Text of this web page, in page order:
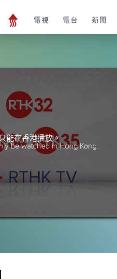
電視 電台 新聞
能在香港播放。
be watched in Hong Kong.